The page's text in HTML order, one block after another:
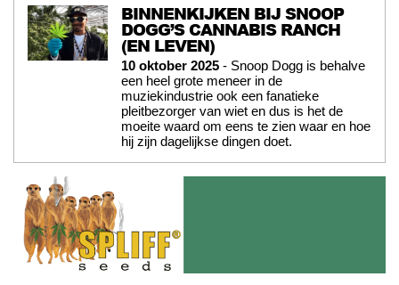
BINNENKIJKEN BIJ SNOOP
DOGG’S CANNABIS RANCH
(EN LEVEN)
10 oktober 2025 - Snoop Dogg is behalve
een heel grote meneer in de
muziekindustrie ook een fanatieke
pleitbezorger van wiet en dus is het de
moeite waard om eens te zien waar en hoe
hij zijn dagelijkse dingen doet.